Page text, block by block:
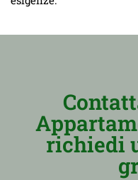
richiedi